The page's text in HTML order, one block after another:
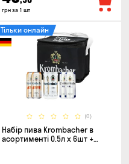
грн за 1 шт
(0)
Тільки онлайн
Набір пива Krombacher в
асортименті 0.5л х 6шт +